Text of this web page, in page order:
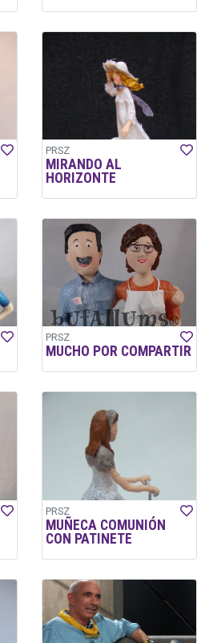
PRSZ
MIRANDO AL
HORIZONTE
PRSZ
MUCHO POR COMPARTIR
PRSZ
MUÑECA COMUNIÓN
CON PATINETE